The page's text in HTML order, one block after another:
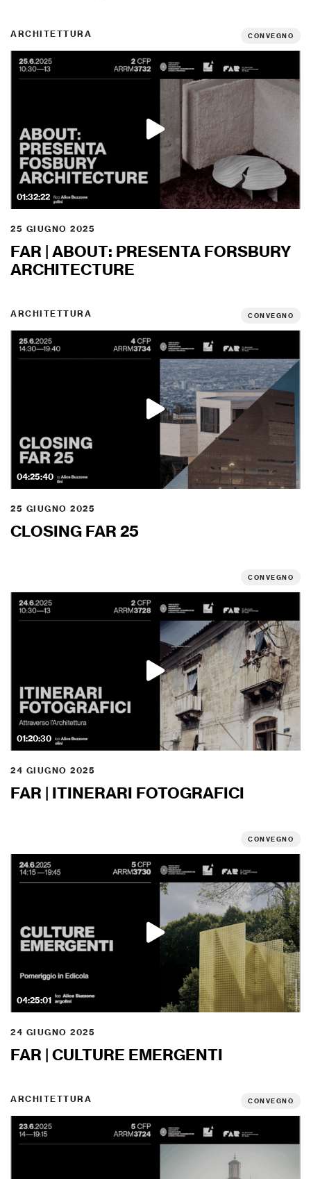
ARCHITETTURA CONVEGNO
01:32:22
25 GIUGNO 2025
FAR | ABOUT: PRESENTA FORSBURY
ARCHITECTURE
ARCHITETTURA CONVEGNO
04:25:40
25 GIUGNO 2025
CLOSING FAR 25
CONVEGNO
01:20:30
24 GIUGNO 2025
FAR | ITINERARI FOTOGRAFICI
CONVEGNO
04:25:01
24 GIUGNO 2025
FAR | CULTURE EMERGENTI
ARCHITETTURA CONVEGNO